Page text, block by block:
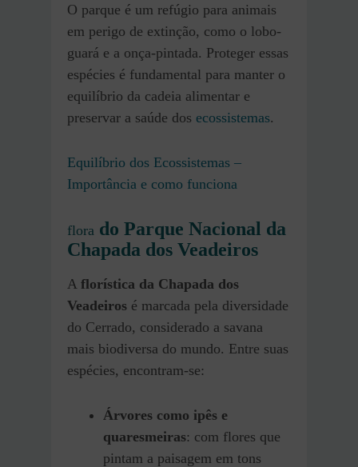
O parque é um refúgio para animais
em perigo de extinção, como o lobo-
guará e a onça-pintada. Proteger essas
espécies é fundamental para manter o
equilíbrio da cadeia alimentar e
preservar a saúde dos ecossistemas.
Equilíbrio dos Ecossistemas –
Importância e como funciona
flora do Parque Nacional da
Chapada dos Veadeiros
A florística da Chapada dos
Veadeiros é marcada pela diversidade
do Cerrado, considerado a savana
mais biodiversa do mundo. Entre suas
espécies, encontram-se:
Árvores como ipês e
quaresmeiras: com flores que
pintam a paisagem em tons